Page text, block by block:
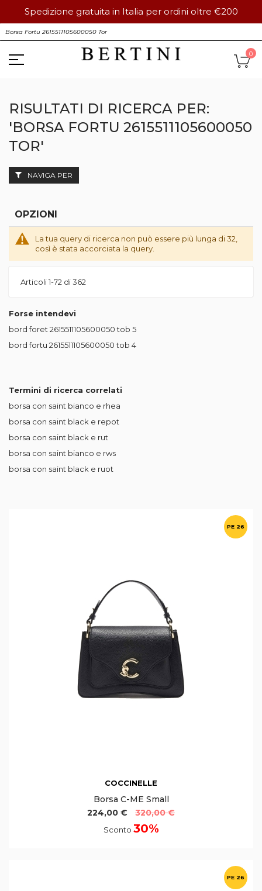
Spedizione gratuita in Italia per ordini oltre €200
al
contenuto
0
RISULTATI DI RICERCA PER:
'BORSA FORTU 2615511105600050
TOR'
La tua query di ricerca non può essere più lunga di 32,
così è stata accorciata la query.
Articoli1-72 di362
Forse intendevi
bord foret 2615511105600050 tob 5
bord fortu 2615511105600050 tob 4
Termini di ricerca correlati
borsa con saint bianco e rhea
borsa con saint black e repot
borsa con saint black e rut
borsa con saint bianco e rws
borsa con saint black e ruot
PE 26
COCCINELLE
Borsa C-ME Small
224,00 €
320,00 €
Sconto 30%
PE 26
NAVIGA PER
OPZIONI